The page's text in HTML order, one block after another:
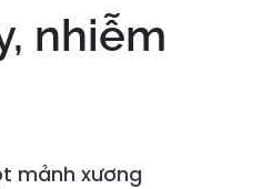
nhiễm
mảnh xương